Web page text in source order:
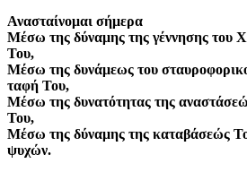
Ανασταίνομαι σήμερα
Μέσω της δύναμης της γέννησης του
Του,
Μέσω της δυνάμεως του
ταφή Του,
Μέσω της δυνατότητας της
Του,
Μέσω της δύναμης της καταβάσεώς
ψυχών.